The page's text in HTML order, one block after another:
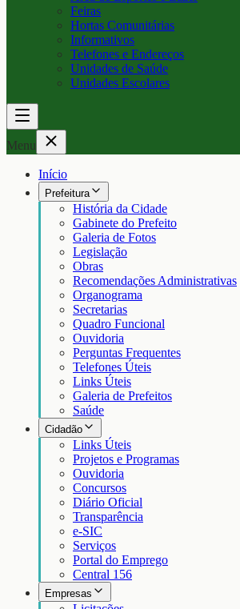
Feiras
Hortas Comunitárias
Informativos
Telefones e Endereços
Unidades de Saúde
Unidades Escolares
Menu
Início
Prefeitura
História da Cidade
Gabinete do Prefeito
Galeria de Fotos
Legislação
Obras
Recomendações Administrativas
Organograma
Secretarias
Quadro Funcional
Ouvidoria
Perguntas Frequentes
Telefones Úteis
Links Úteis
Galeria de Prefeitos
Saúde
Cidadão
Links Úteis
Projetos e Programas
Ouvidoria
Concursos
Diário Oficial
Transparência
e-SIC
Serviços
Portal do Emprego
Central 156
Empresas